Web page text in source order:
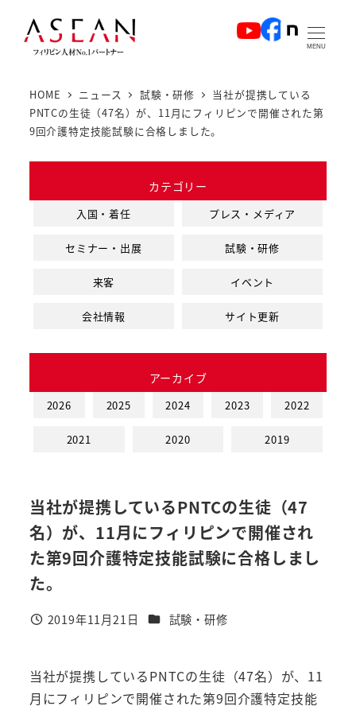
MENU
HOME ニュース 試験・研修
当社が提携している
PNTCの生徒（47名）が、11月にフィリピンで開催された第
9回介護特定技能試験に合格しました。
カテゴリー
入国・着任 プレス・メディア
セミナー・出展 試験・研修
来客 イベント
会社情報 サイト更新
アーカイブ
2026 2025 2024 2023 2022
2021 2020 2019
当社が提携しているPNTCの生徒（47
名）が、11月にフィリピンで開催され
た第9回介護特定技能試験に合格しまし
た。
投稿日
2019年11月21日 カテゴリー
試験・研修
当社が提携しているPNTCの生徒（47名）が、11
月にフィリピンで開催された第9回介護特定技能